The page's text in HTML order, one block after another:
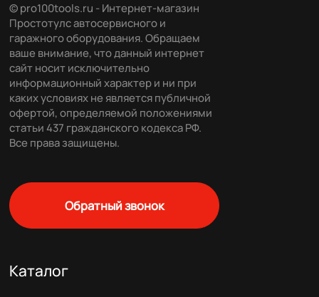
© pro100tools.ru - Интернет-магазин
Простотулс автосервисного и
гаражного оборудования. Обращаем
ваше внимание, что данный интернет
сайт носит исключительно
информационный характер и ни при
каких условиях не является публичной
офертой, определяемой положениями
статьи 437 гражданского кодекса РФ.
Все права защищены.
Обратный звонок
Каталог